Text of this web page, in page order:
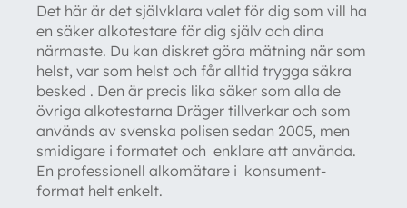
Det här är det självklara valet för dig som vill ha
en säker alkotestare för dig själv och dina
närmaste. Du kan diskret göra mätning när som
helst, var som helst och får alltid trygga säkra
besked . Den är precis lika säker som alla de
övriga alkotestarna Dräger tillverkar och som
används av svenska polisen sedan 2005, men
smidigare i formatet och enklare att använda.
En professionell alkomätare i konsument-
format helt enkelt.